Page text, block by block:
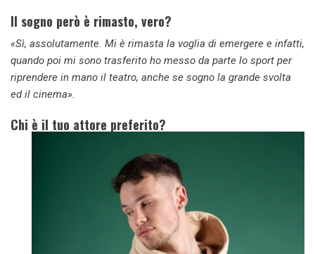
Il sogno però è rimasto, vero?
«Sì, assolutamente. Mi è rimasta la voglia di emergere e infatti,
quando poi mi sono trasferito ho messo da parte lo sport per
riprendere in mano il teatro, anche se sogno la grande svolta
ed il cinema».
Chi è il tuo attore preferito?